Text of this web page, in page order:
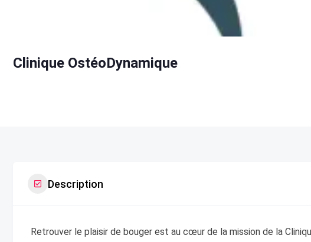
Clinique OstéoDynamique
Description
Retrouver le plaisir de bouger est au cœur de la mission de la